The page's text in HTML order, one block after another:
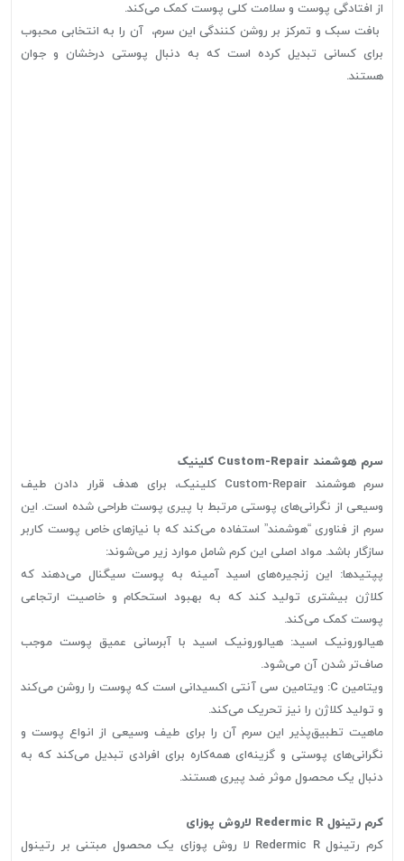
از افتادگی پوست و سلامت کلی پوست کمک می‌کند.
بافت سبک و تمرکز بر روشن کنندگی این سرم، آن را به انتخابی محبوب
برای کسانی تبدیل کرده است که به دنبال پوستی درخشان و جوان
هستند.
سرم هوشمند Custom-Repair کلینیک
سرم هوشمند Custom-Repair کلینیک، برای هدف قرار دادن طیف
وسیعی از نگرانی‌های پوستی مرتبط با پیری پوست طراحی شده است. این
سرم از فناوری “هوشمند” استفاده می‌کند که با نیازهای خاص پوست کاربر
سازگار باشد. مواد اصلی این کرم شامل موارد زیر می‌شوند:
پپتیدها: این زنجیره‌های اسید آمینه به پوست سیگنال می‌دهند که
کلاژن بیشتری تولید کند که به بهبود استحکام و خاصیت ارتجاعی
پوست کمک می‌کند.
هیالورونیک اسید: هیالورونیک اسید با آبرسانی عمیق پوست موجب
صاف‌تر شدن آن می‌شود.
ویتامین C: ویتامین سی آنتی اکسیدانی است که پوست را روشن می‌کند
و تولید کلاژن را نیز تحریک می‌کند.
ماهیت تطبیق‌پذیر این سرم آن را برای طیف وسیعی از انواع پوست و
نگرانی‌های پوستی و گزینه‌ای همه‌کاره برای افرادی تبدیل می‌کند که به
دنبال یک محصول موثر ضد پیری هستند.
کرم رتینول Redermic R لاروش پوزای
کرم رتینول Redermic R لا روش پوزای یک محصول مبتنی بر رتینول